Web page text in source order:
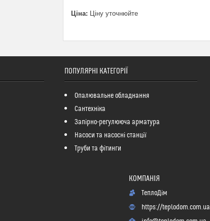
Ціна: Ціну уточнюйте
ПОПУЛЯРНІ КАТЕГОРІЇ
Опалювальне обладнання
Сантехніка
Запірно-регулююча арматура
Насоси та насосні станції
Труби та фітинги
ТеплоДім
https://teplodom.com.ua